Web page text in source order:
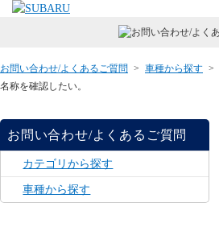
お問い合わせ/よくあるご質問 > 車種から探す >
名称を確認したい。
お問い合わせ/よくあるご質問
カテゴリから探す
車種から探す